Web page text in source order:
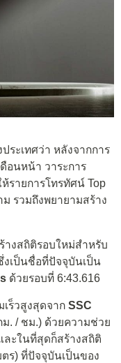
ระเทศว่า หลังจากการ
อนหน้า วาระการ
รายการโทรทัศน์ Top
รวมถึงพยายามสร้าง
างสถิติรอบใหม่สำหรับ
งเป็นชื่อที่ปัจจุบันเป็น
ด้วยรอบที่ 6:43.616
ร็วสูงสุดจาก SSC
ม. / ชม.) ด้วยความช่วย
ะในที่สุดก็สร้างสถิติ
ตร) ที่ปัจจุบันเป็นของ